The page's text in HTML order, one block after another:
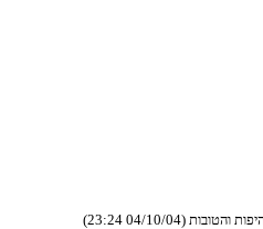
ןא לצא הנידמב הבוטה הביסמה-